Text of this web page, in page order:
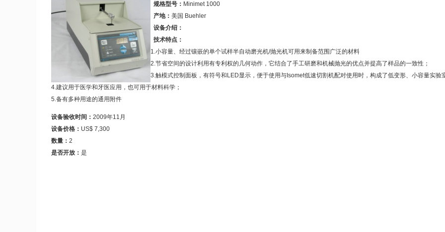
规格型号： Minimet 1000
产地： 美国 Buehler
设备介绍：
技术特点：
1.小容量、经过镶嵌的单个试样半自动磨光机/抛光机可用来制备范围广泛的材料
2.节省空间的设计利用有专利权的几何动作，它结合了手工研磨和机械抛光的优点并提高了样品的一致性；
3.触模式控制面板，有符号和LED显示，便于使用与Isomet低速切割机配对使用时，构成了低变形、小容量实验
4.建议用于医学和牙医应用，也可用于材料科学；
5.备有多种用途的通用附件
设备验收时间： 2009年11月
设备价格： US$ 7,300
数量： 2
是否开放： 是